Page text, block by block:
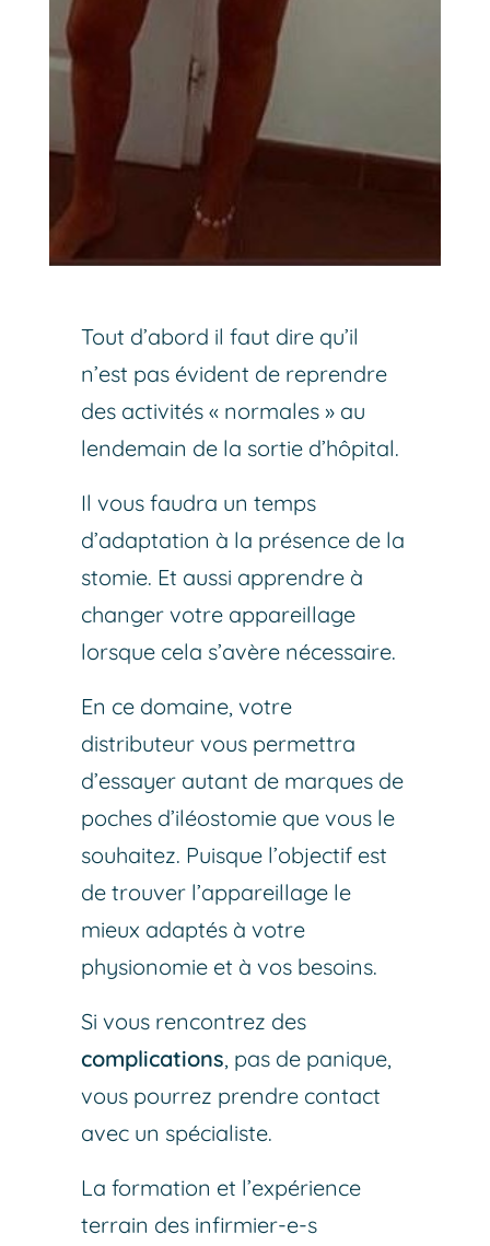
Tout d’abord il faut dire qu’il
n’est pas évident de reprendre
des activités « normales » au
lendemain de la sortie d’hôpital.
Il vous faudra un temps
d’adaptation à la présence de la
stomie. Et aussi apprendre à
changer votre appareillage
lorsque cela s’avère nécessaire.
En ce domaine, votre
distributeur vous permettra
d’essayer autant de marques de
poches d’iléostomie que vous le
souhaitez. Puisque l’objectif est
de trouver l’appareillage le
mieux adaptés à votre
physionomie et à vos besoins.
Si vous rencontrez des
complications, pas de panique,
vous pourrez prendre contact
avec un spécialiste.
La formation et l’expérience
terrain des infirmier-e-s